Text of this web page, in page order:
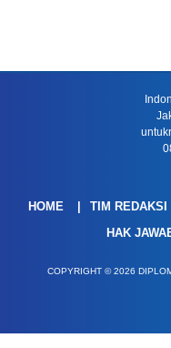
HOME TIM REDAKSI
HAK
COPYRIGHT © 2026